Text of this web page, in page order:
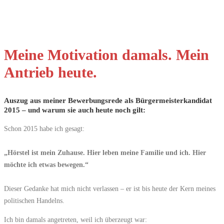
Meine Motivation damals. Mein
Antrieb heute.
Auszug aus meiner Bewerbungsrede als Bürgermeisterkandidat
2015 – und warum sie auch heute noch gilt:
Schon 2015 habe ich gesagt:
„Hörstel ist mein Zuhause. Hier leben meine Familie und ich. Hier
möchte ich etwas bewegen.“
Dieser Gedanke hat mich nicht verlassen – er ist bis heute der Kern meines
politischen Handelns.
Ich bin damals angetreten, weil ich überzeugt war: